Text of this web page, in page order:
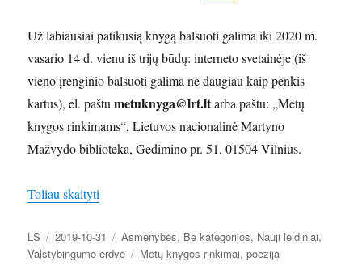
Už labiausiai patikusią knygą balsuoti galima iki 2020 m.
vasario 14 d. vienu iš trijų būdų: interneto svetainėje (iš
vieno įrenginio balsuoti galima ne daugiau kaip penkis
kartus), el. paštumetuknyga@lrt.ltarba paštu: „Metų
knygos rinkimams“, Lietuvos nacionalinė Martyno
Mažvydo biblioteka, Gedimino pr. 51, 01504 Vilnius.
Toliau skaityti
Autorius
LS Paskelbta
2019-10-31 Kategorijos
Asmenybės, Be kategorijos, Nauji leidiniai,
Valstybingumo erdvė
Žymos
Metų knygos rinkimai,poezija